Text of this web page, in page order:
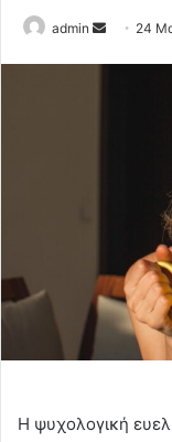
admin
Send 24
Η ψυχολογική